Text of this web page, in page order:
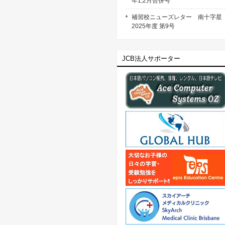
補習校ニューズレター 南十字
2025年度 第9号
JCB法人サポーター